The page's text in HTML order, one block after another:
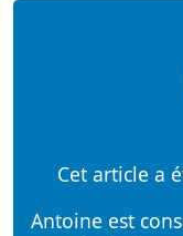
Cet article a
Antoine est